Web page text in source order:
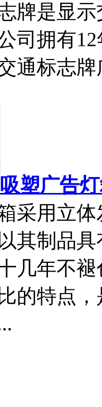
牌是显
司拥有
通标志
吸塑广告
采用立
其制品
几年不
的特点